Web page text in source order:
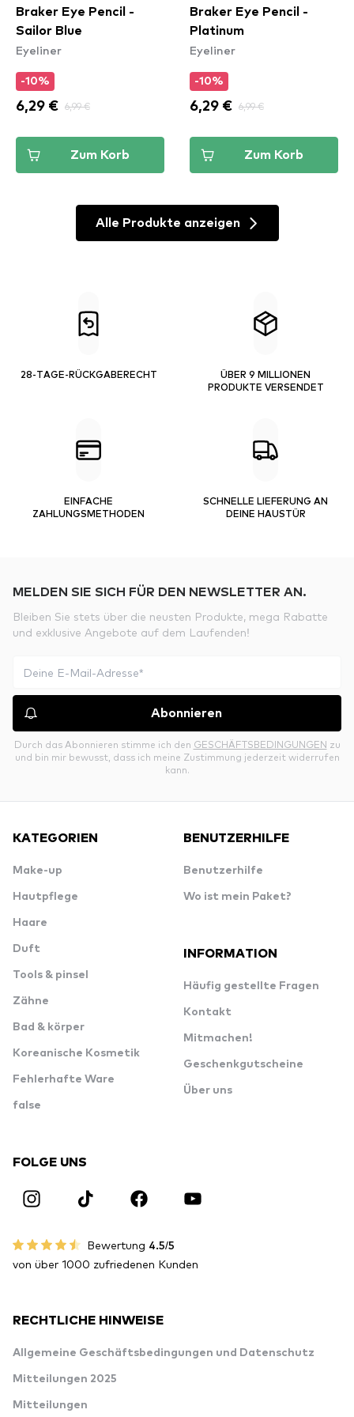
Braker Eye Pencil -
Sailor Blue
Eyeliner
-10%
6,29 € 6,99 €
Zum Korb
Braker Eye Pencil -
Platinum
Eyeliner
-10%
6,29 € 6,99 €
Zum Korb
Alle Produkte anzeigen
28-TAGE-RÜCKGABERECHT
ÜBER 9 MILLIONEN
PRODUKTE VERSENDET
EINFACHE
ZAHLUNGSMETHODEN
SCHNELLE LIEFERUNG AN
DEINE HAUSTÜR
MELDEN SIE SICH FÜR DEN NEWSLETTER AN.
Bleiben Sie stets über die neusten Produkte, mega Rabatte
und exklusive Angebote auf dem Laufenden!
Abonnieren
Durch das Abonnieren stimme ich den GESCHÄFTSBEDINGUNGEN zu
und bin mir bewusst, dass ich meine Zustimmung jederzeit widerrufen
kann.
KATEGORIEN
Make-up
Hautpflege
Haare
Duft
Tools & pinsel
Zähne
Bad & körper
Koreanische Kosmetik
Fehlerhafte Ware
false
BENUTZERHILFE
Benutzerhilfe
Wo ist mein Paket?
INFORMATION
Häufig gestellte Fragen
Kontakt
Mitmachen!
Geschenkgutscheine
Über uns
FOLGE UNS
Bewertung 4.5/5
von über 1000 zufriedenen Kunden
RECHTLICHE HINWEISE
Allgemeine Geschäftsbedingungen und Datenschutz
Mitteilungen 2025
Mitteilungen